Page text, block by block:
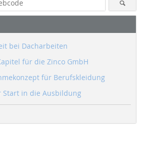
bei Dacharbeiten
für die Zinco GmbH
für Berufskleidung
Start in die Ausbildung